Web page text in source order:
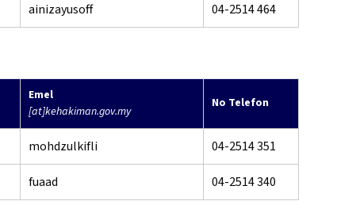
ainizayusoff 04-2514 464
Emel
[at]kehakiman.gov.my
No Telefon
mohdzulkifli 04-2514 351
fuaad 04-2514 340